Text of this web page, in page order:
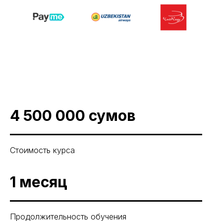
4 500 000 сумов
Стоимость курса
1 месяц
Продолжительность обучения